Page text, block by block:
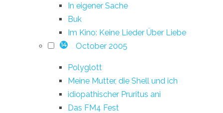
In eigener Sache
Buk
Im Kino: Keine Lieder Über Liebe
14 October 2005
Polyglott
Meine Mutter, die Shell und ich
idiopathischer Pruritus ani
Das FM4 Fest